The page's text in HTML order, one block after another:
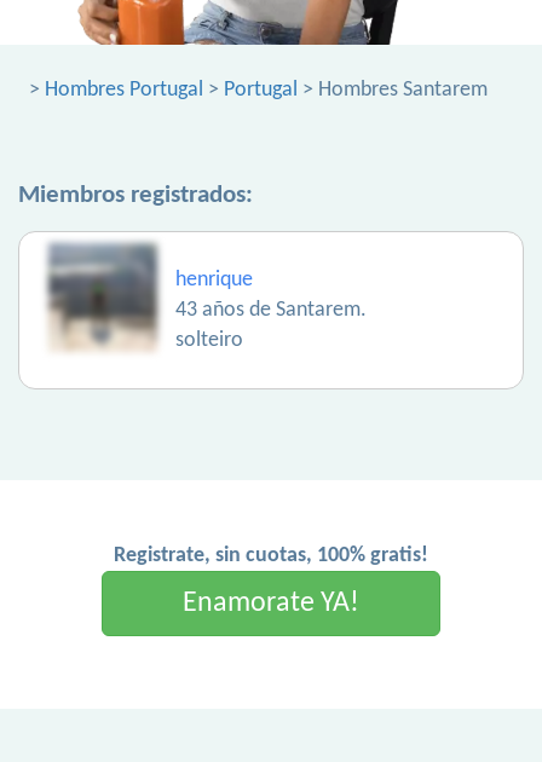
> Hombres Portugal > Portugal > Hombres Santarem
Miembros registrados:
henrique
43 años de Santarem.
solteiro
Registrate, sin cuotas, 100% gratis!
Enamorate YA!